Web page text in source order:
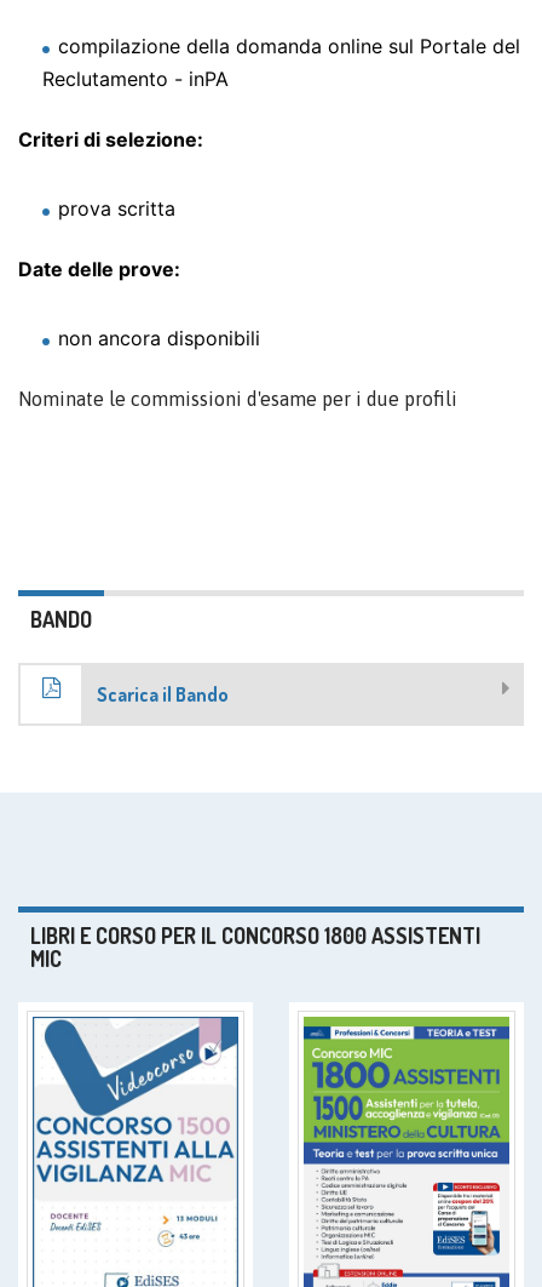
compilazione della domanda online sul Portale del
Reclutamento - inPA
Criteri di selezione:
prova scritta
Date delle prove:
non ancora disponibili
Nominate le commissioni d'esame per i due profili
BANDO
Scarica il Bando
LIBRI E CORSO PER IL CONCORSO 1800 ASSISTENTI
MIC